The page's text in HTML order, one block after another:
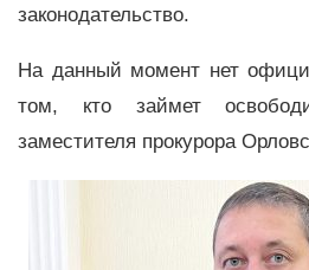
законодательство.
На данный момент нет
том, кто займет
заместителя прокурора